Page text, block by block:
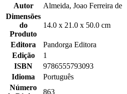
Autor
Almeida, Joao Ferreira de
Dimensões
do
Produto
14.0 x 21.0 x 50.0 cm
Editora
Pandorga Editora
Edição
1
ISBN
9786555793093
Idioma
Português
Número
863